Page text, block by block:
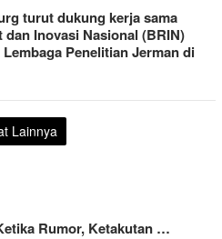
turut dukung kerja sama
dan Inovasi Nasional (BRIN)
Penelitian Jerman di
Lainnya
Rumor, Ketakutan …